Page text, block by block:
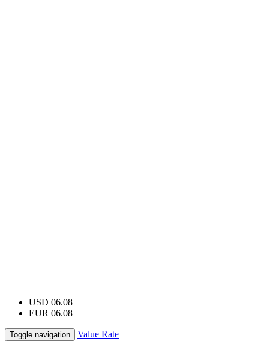
USD 06.08
EUR 06.08
Toggle navigation Value Rate